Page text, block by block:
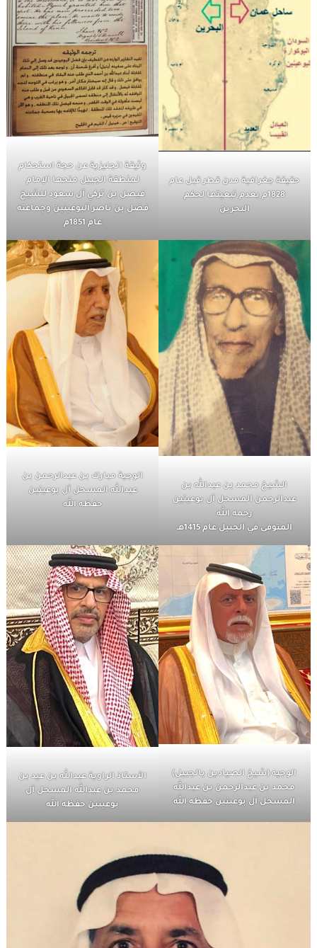
حقيقة جغرافية مدن قطر قبل عام
1828م بعدم تبعيتها لحكم
البحرين
وثيقة انجليزية عن حجة استحكام
لمنطقة الجبيل منحها الإمام
فيصل بن تركي آل سعود للشيخ
فضل بن ناصر آلبوعينين وجماعته
عام 1851م
الشيخ محمد بن عبدالله بن
عبدالرحمن المسحل آل بوعينين
رحمه الله
المتوفى في الجبيل عام 1415هـ
الوجية مبارك بن عبدالرحمن بن
عبدالله المسحل آل بوعينين
حفظه الله
الوجيه (شيخ الصيادين بالجبيل)
محمد بن عبدالرحمن بن عبدالله
المسحل آل بوعينين حفظه الله
الأستاذ الراوية عبدالله بن عيد بن
محمد بن عبدالله المسحل آل
بوعينين حفظه الله